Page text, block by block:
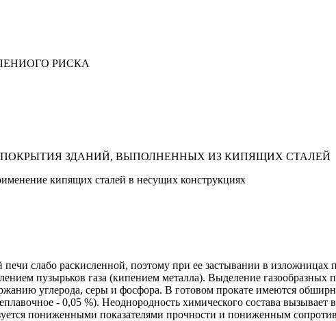
РИСКА
ЗДАНИЙ, ВЫПОЛНЕННЫХ ИЗ КИПЯЩИХ СТАЛЕЙ
кипящих сталей в несущих конструкциях
печи слабо раскисленной, поэтому при ее застывании в
пузырьков газа (кипением металла). Выделение газообразных
углерода, серы и фосфора. В готовом прокате имеются
- 0,05 %). Неоднородность химического состава вызывает
пониженными показателями прочности и пониженным